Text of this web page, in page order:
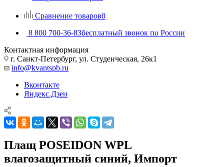
Сравнение товаров0
8 800 700-36-83бесплатный звонок по России
Контактная информация
г. Санкт-Петербург, ул. Студенческая, 26к1
info@kvantspb.ru
Вконтакте
Яндекс.Дзен
Плащ POSEIDON WPL
влагозащитный синий, Импорт